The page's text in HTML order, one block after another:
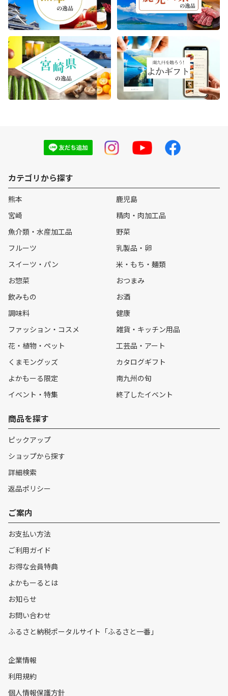
カテゴリから探す
熊本
鹿児島
宮崎
精肉・肉加工品
魚介類・水産加工品
野菜
フルーツ
乳製品・卵
スイーツ・パン
米・もち・麺類
お惣菜
おつまみ
飲みもの
お酒
調味料
健康
ファッション・コスメ
雑貨・キッチン用品
花・植物・ペット
工芸品・アート
くまモングッズ
カタログギフト
よかもーる限定
南九州の旬
イベント・特集
終了したイベント
商品を探す
ピックアップ
ショップから探す
詳細検索
返品ポリシー
ご案内
お支払い方法
ご利用ガイド
お得な会員特典
よかもーるとは
お知らせ
お問い合わせ
ふるさと納税ポータルサイト「ふるさと一番」
企業情報
利用規約
個人情報保護方針